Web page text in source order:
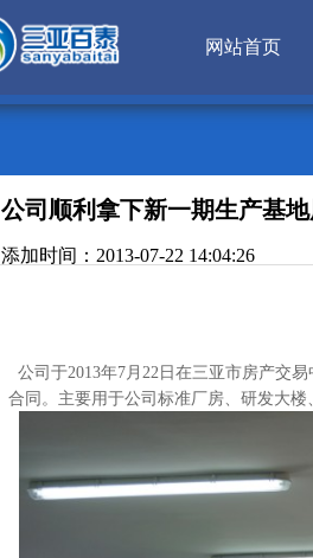
网站首页
公司顺利拿下新一期生产基
添加时间：2013-07-22 14:04:26
公司于2013年7月22日在三亚市房产交
合同。主要用于公司标准厂房、研发大